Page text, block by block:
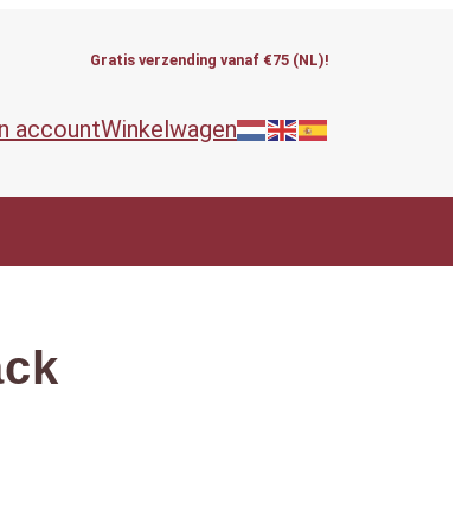
Gratis verzending vanaf €75 (NL)!
accountWinkelwagen